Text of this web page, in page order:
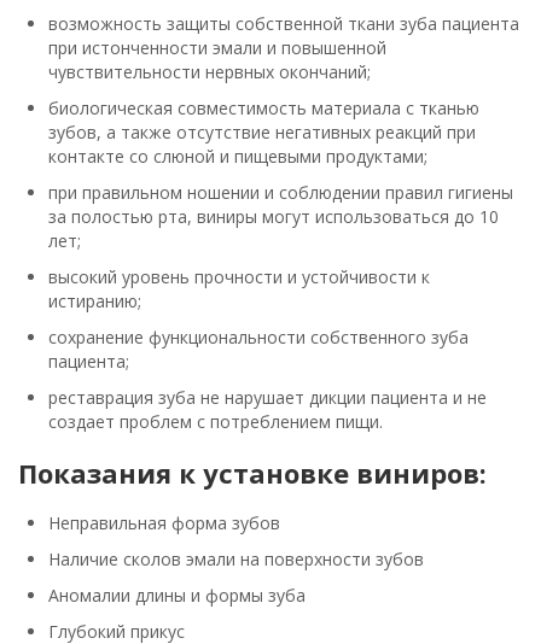
возможность защиты собственной ткани зуба пациента
при истонченности эмали и повышенной
чувствительности нервных окончаний;
биологическая совместимость материала с тканью
зубов, а также отсутствие негативных реакций при
контакте со слюной и пищевыми продуктами;
при правильном ношении и соблюдении правил гигиены
за полостью рта, виниры могут использоваться до 10
лет;
высокий уровень прочности и устойчивости к
истиранию;
сохранение функциональности собственного зуба
пациента;
реставрация зуба не нарушает дикции пациента и не
создает проблем с потреблением пищи.
Показания к установке виниров:
Неправильная форма зубов
Наличие сколов эмали на поверхности зубов
Аномалии длины и формы зуба
Глубокий прикус